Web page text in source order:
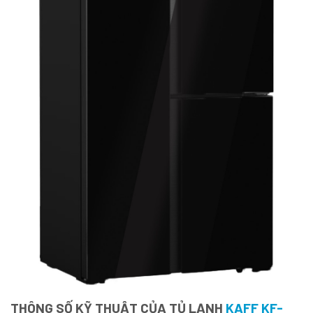
THÔNG SỐ KỸ THUẬT CỦA TỦ LẠNH KAFF KF-